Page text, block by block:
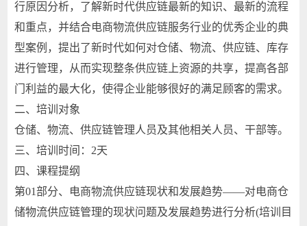
行原因分析，了解新时代供应链最新的知识、最新的流程
和重点，并结合电商物流供应链服务行业的优秀企业的典
型案例，提出了新时代如何对仓储、物流、供应链、库存
进行管理，从而实现整条供应链上资源的共享，提高各部
门利益的最大化，使得企业能够很好的满足顾客的需求。
二、培训对象
仓储、物流、供应链管理人员及其他相关人员、干部等。
三、培训时间：2天
四、课程提纲
第01部分、电商物流供应链现状和发展趋势——对电商仓
储物流供应链管理的现状问题及发展趋势进行分析(培训目